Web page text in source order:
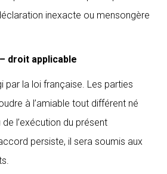
inexacte ou mensongère
droit applicable
par la loi française. Les parties
à l’amiable tout différent né
l’exécution du présent
persiste, il sera soumis aux